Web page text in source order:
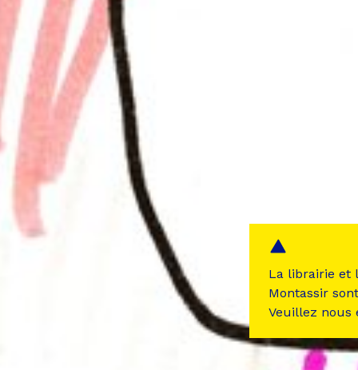
La librairie et
Montassir
Veuillez nous